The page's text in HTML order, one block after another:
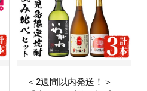
＜2週間以内発送！＞